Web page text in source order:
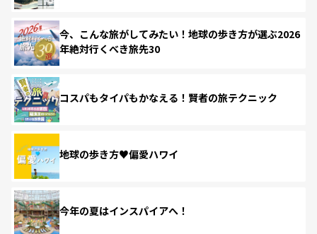
今、こんな旅がしてみたい！地球の歩き方が選ぶ2026
年絶対行くべき旅先30
コスパもタイパもかなえる！賢者の旅テクニック
地球の歩き方♥偏愛ハワイ
今年の夏はインスパイアへ！